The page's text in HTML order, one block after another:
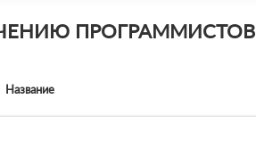
ПРОГРАММИСТОВ
Название